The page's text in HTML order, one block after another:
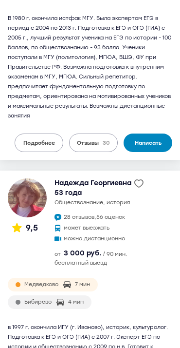
В 1980 г. окончила истфак МГУ. Была экспертом ЕГЭ в
период с 2004 по 2013 г. Подготовка к ЕГЭ и ОГЭ (ГИА) с
2005 г., лучший результат ученика на ЕГЭ по истории - 100
баллов, по обществознанию - 93 балла. Ученики
поступали в МГУ (политология), МГЮА, ВШЭ, ФУ при
Правительстве РФ. Возможна подготовка к внутренним
экзаменам в МГУ, МГЮА. Сильный репетитор,
предпочитает фундаментальную подготовку по
предметам, ориентирована на мотивированных учеников
и максимальные результаты. Возможны дистанционные
занятия
Подробнее Отзывы 30 Написать
9,5
Надежда Георгиевна
53 года
обществознание, история
28 отзывов,56 оценок
может выезжать
можно дистанционно
от 3 000 руб. / 90 мин.
бесплатный выезд
Медведково 7 мин
Бибирево 4 мин
в 1997 г. окончила ИГУ (г. Иваново), историк, культуролог.
Подготовка к ЕГЭ и ОГЭ (ГИА) с 2007 г. Эксперт ЕГЭ по